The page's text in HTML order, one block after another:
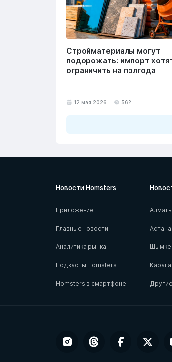
Стройматериалы могут
подорожать: импорт
ограничить на полгода
12 мая 2026 562
Новости Homsters
Приложение
Главные новости
Аналитика рынка
Подкасты Homsters
Homsters в смартфоне
Алматы
Астана